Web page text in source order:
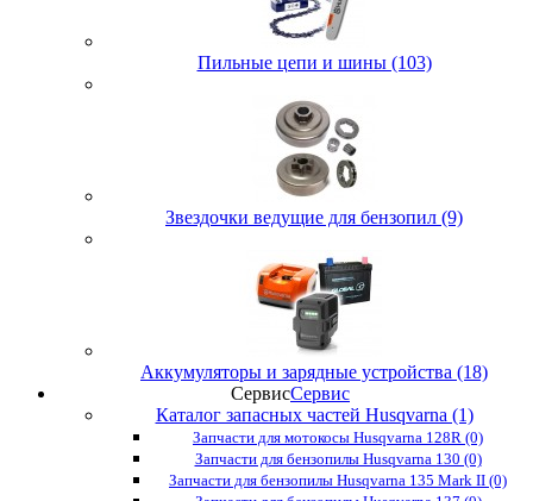
Пильные цепи и шины (103)
Звездочки ведущие для бензопил (9)
Аккумуляторы и зарядные устройства (18)
СервисСервис
Каталог запасных частей Husqvarna (1)
Запчасти для мотокосы Husqvarna 128R (0)
Запчасти для бензопилы Husqvarna 130 (0)
Запчасти для бензопилы Husqvarna 135 Mark II (0)